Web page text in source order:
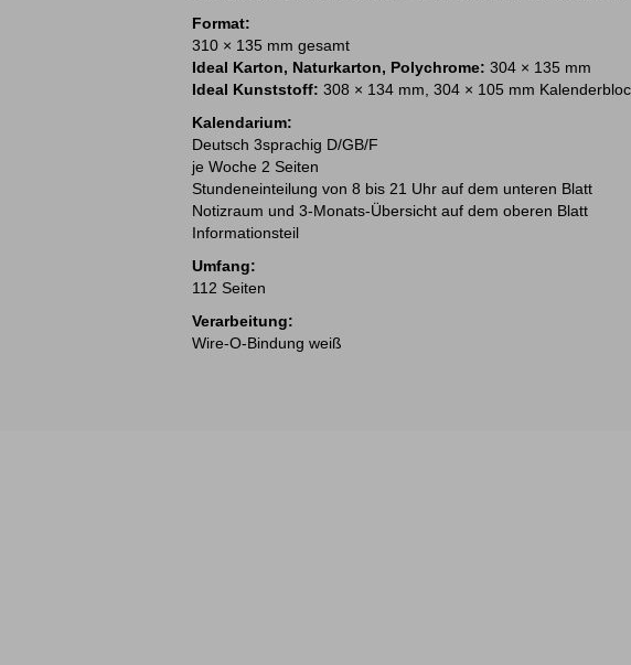
Format:
310 × 135 mm gesamt
Ideal Karton, Naturkarton, Polychrome: 304 × 135 mm
Ideal Kunststoff: 308 × 134 mm, 304 × 105 mm
Kalendarium:
Deutsch 3sprachig D/GB/F
je Woche 2 Seiten
Stundeneinteilung von 8 bis 21 Uhr auf dem unteren Blatt
Notizraum und 3-Monats-Übersicht auf dem oberen Blatt
Informationsteil
Umfang:
112 Seiten
Verarbeitung:
Wire-O-Bindung weiß